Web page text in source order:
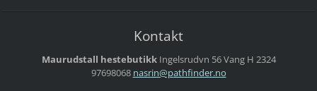
Kontakt
Maurudstall hestebutikk Ingelsrudvn 56Vang H 2324
97698068 nasrin@pathfinder.no